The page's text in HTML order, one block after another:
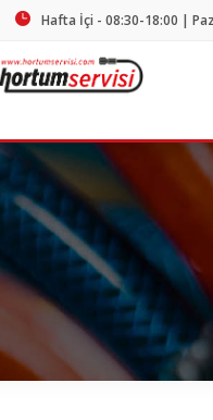
Hafta İçi - 08:30-18:00 |